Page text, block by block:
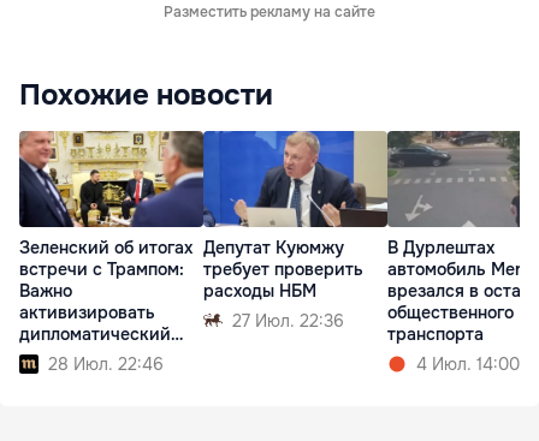
Разместить рекламу на сайте
Похожие новости
Зеленский об итогах
встречи с Трампом:
Важно
активизировать
дипломатический
процесс
28 Июл. 22:46
Депутат Куюмжу
требует проверить
расходы НБМ
27 Июл. 22:36
В Дурлештах
автомобиль
врезался в
общественного
транспорта
4 Июл. 14:00